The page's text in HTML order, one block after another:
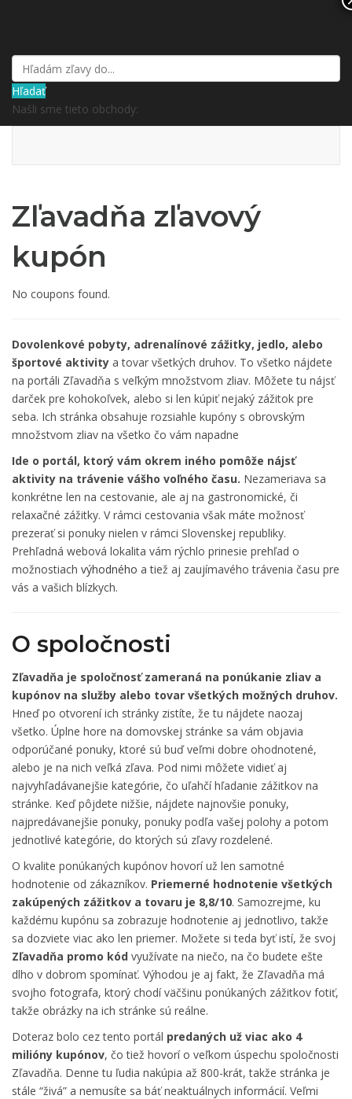
Hľadať
Našli sme tieto obchody:
Zľavadňa zľavový
kupón
No coupons found.
Dovolenkové pobyty, adrenalínové zážitky, jedlo, alebo
športové aktivity a tovar všetkých druhov. To všetko nájdete
na portáli Zľavadňa s veľkým množstvom zliav. Môžete tu nájsť
darček pre kohokoľvek, alebo si len kúpiť nejaký zážitok pre
seba. Ich stránka obsahuje rozsiahle kupóny s obrovským
množstvom zliav na všetko čo vám napadne
Ide o portál, ktorý vám okrem iného pomôže nájsť
aktivity na trávenie vášho voľného času. Nezameriava sa
konkrétne len na cestovanie, ale aj na gastronomické, či
relaxačné zážitky. V rámci cestovania však máte možnosť
prezerať si ponuky nielen v rámci Slovenskej republiky.
Prehľadná webová lokalita vám rýchlo prinesie prehľad o
možnostiach výhodného a tiež aj zaujímavého trávenia času pre
vás a vašich blízkych.
O spoločnosti
Zľavadňa je spoločnosť zameraná na ponúkanie zliav a
kupónov na služby alebo tovar všetkých možných druhov.
Hneď po otvorení ich stránky zistíte, že tu nájdete naozaj
všetko. Úplne hore na domovskej stránke sa vám objavia
odporúčané ponuky, ktoré sú buď veľmi dobre ohodnotené,
alebo je na nich veľká zľava. Pod nimi môžete vidieť aj
najvyhľadávanejšie kategórie, čo uľahčí hľadanie zážitkov na
stránke. Keď pôjdete nižšie, nájdete najnovšie ponuky,
najpredávanejšie ponuky, ponuky podľa vašej polohy a potom
jednotlivé kategórie, do ktorých sú zľavy rozdelené.
O kvalite ponúkaných kupónov hovorí už len samotné
hodnotenie od zákazníkov. Priemerné hodnotenie všetkých
zakúpených zážitkov a tovaru je 8,8/10. Samozrejme, ku
každému kupónu sa zobrazuje hodnotenie aj jednotlivo, takže
sa dozviete viac ako len priemer. Možete si teda byť istí, že svoj
Zľavadňa promo kód využívate na niečo, na čo budete ešte
dlho v dobrom spomínať. Výhodou je aj fakt, že Zľavadňa má
svojho fotografa, ktorý chodí väčšinu ponúkaných zážitkov fotiť,
takže obrázky na ich stránke sú reálne.
Doteraz bolo cez tento portál predaných už viac ako 4
milióny kupónov, čo tiež hovorí o veľkom úspechu spoločnosti
Zľavadňa. Denne tu ľudia nakúpia až 800-krát, takže stránka je
stále “živá” a nemusíte sa báť neaktuálnych informácií. Veľmi